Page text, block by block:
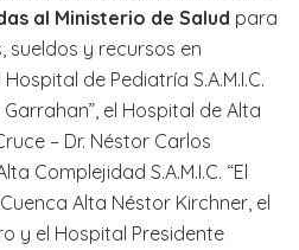
al Ministerio de Salud para
y recursos en
de Pediatría S.A.M.I.C.
el Hospital de Alta
– Dr. Néstor Carlos
Complejidad S.A.M.I.C. “El
Alta Néstor Kirchner, el
y el Hospital Presidente